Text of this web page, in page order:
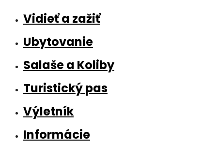
Vidieť a zažiť
Ubytovanie
Salaše a Koliby
Turistický pas
Výletník
Informácie